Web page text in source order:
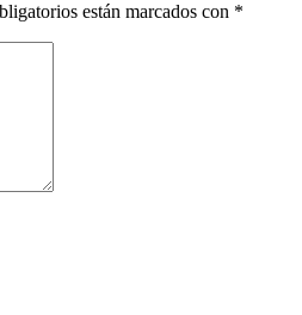
están marcados con *